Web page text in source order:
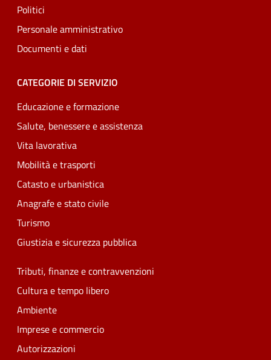
Politici
Personale amministrativo
Documenti e dati
CATEGORIE DI SERVIZIO
Educazione e formazione
Salute, benessere e assistenza
Vita lavorativa
Mobilità e trasporti
Catasto e urbanistica
Anagrafe e stato civile
Turismo
Giustizia e sicurezza pubblica
Tributi, finanze e contravvenzioni
Cultura e tempo libero
Ambiente
Imprese e commercio
Autorizzazioni